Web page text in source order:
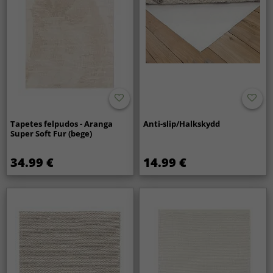
Tapetes felpudos - Aranga
Super Soft Fur (bege)
34.99 €
Anti-slip/Halkskydd
14.99 €